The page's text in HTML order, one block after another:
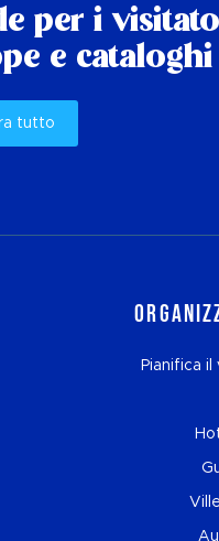
per i
e cataloghi
tutto
Pianifica